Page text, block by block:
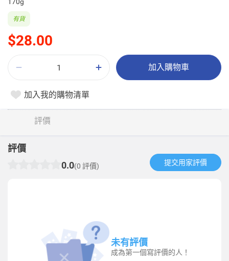
$28.00
有貨
加入購物車
加入我的購物清單
評價
評價
0.0(0 評價) 提交用家評價​
未有評價
成為第一個寫評價的人！